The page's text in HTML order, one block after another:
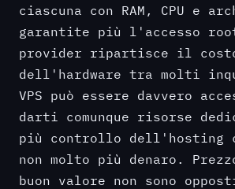
ciascuna con RAM, CPU e
garantite più l'accesso
provider ripartisce il
dell'hardware tra molti
VPS può essere davvero
darti comunque risorse
più controllo dell'hosting
non molto più denaro.
buon valore non sono